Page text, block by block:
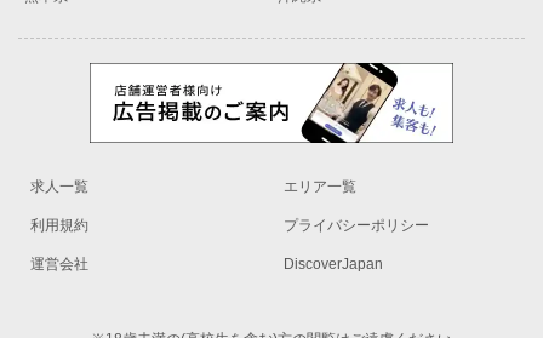
求人一覧 エリア一覧
利用規約 プライバシーポリシー
運営会社 DiscoverJapan